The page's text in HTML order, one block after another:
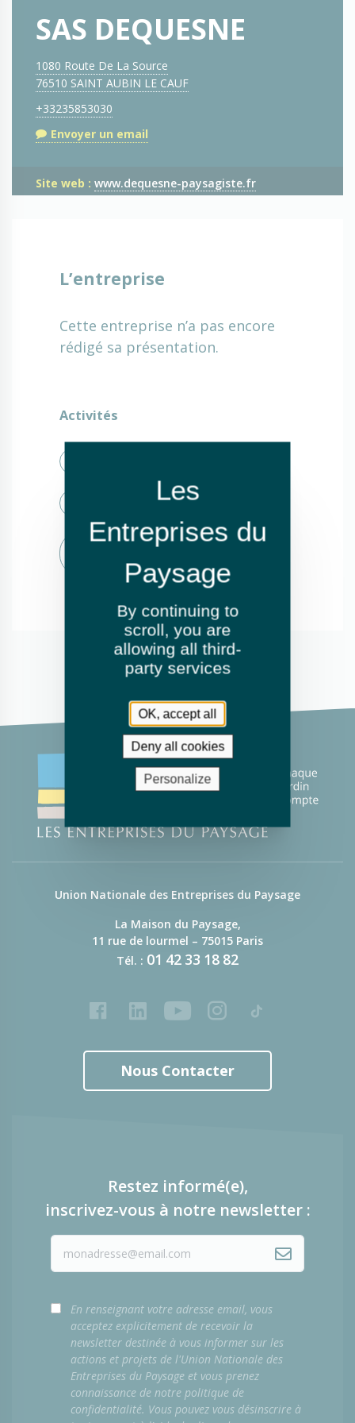
SAS DEQUESNE
1080 Route De La Source
76510 SAINT AUBIN LE CAUF
+33235853030
Envoyer un email
Site web : www.dequesne-paysagiste.fr
L’entreprise
Cette entreprise n’a pas encore
rédigé sa présentation.
Activités
Fauchage / Débroussaillage
Création de jardins ou d'espaces
Union Nationale des Entreprises du Paysage
La Maison du Paysage,
11 rue de lourmel – 75015 Paris
Tél. : 01 42 33 18 82
FacebookLinkedInYoutubeInstagram
Tiktok
Nous Contacter
Restez informé(e),
inscrivez-vous à notre newsletter :
En renseignant votre adresse email, vous
acceptez explicitement de recevoir la
newsletter destinée à vous informer sur les
actions et projets de l'Union Nationale des
Entreprises du Paysage et vous prenez
connaissance de notre politique de
confidentialité. Vous pouvez vous désinscrire à
By continuing to
scroll, you are
allowing all third-
party services
OK, accept all
Deny all cookies
Personalize